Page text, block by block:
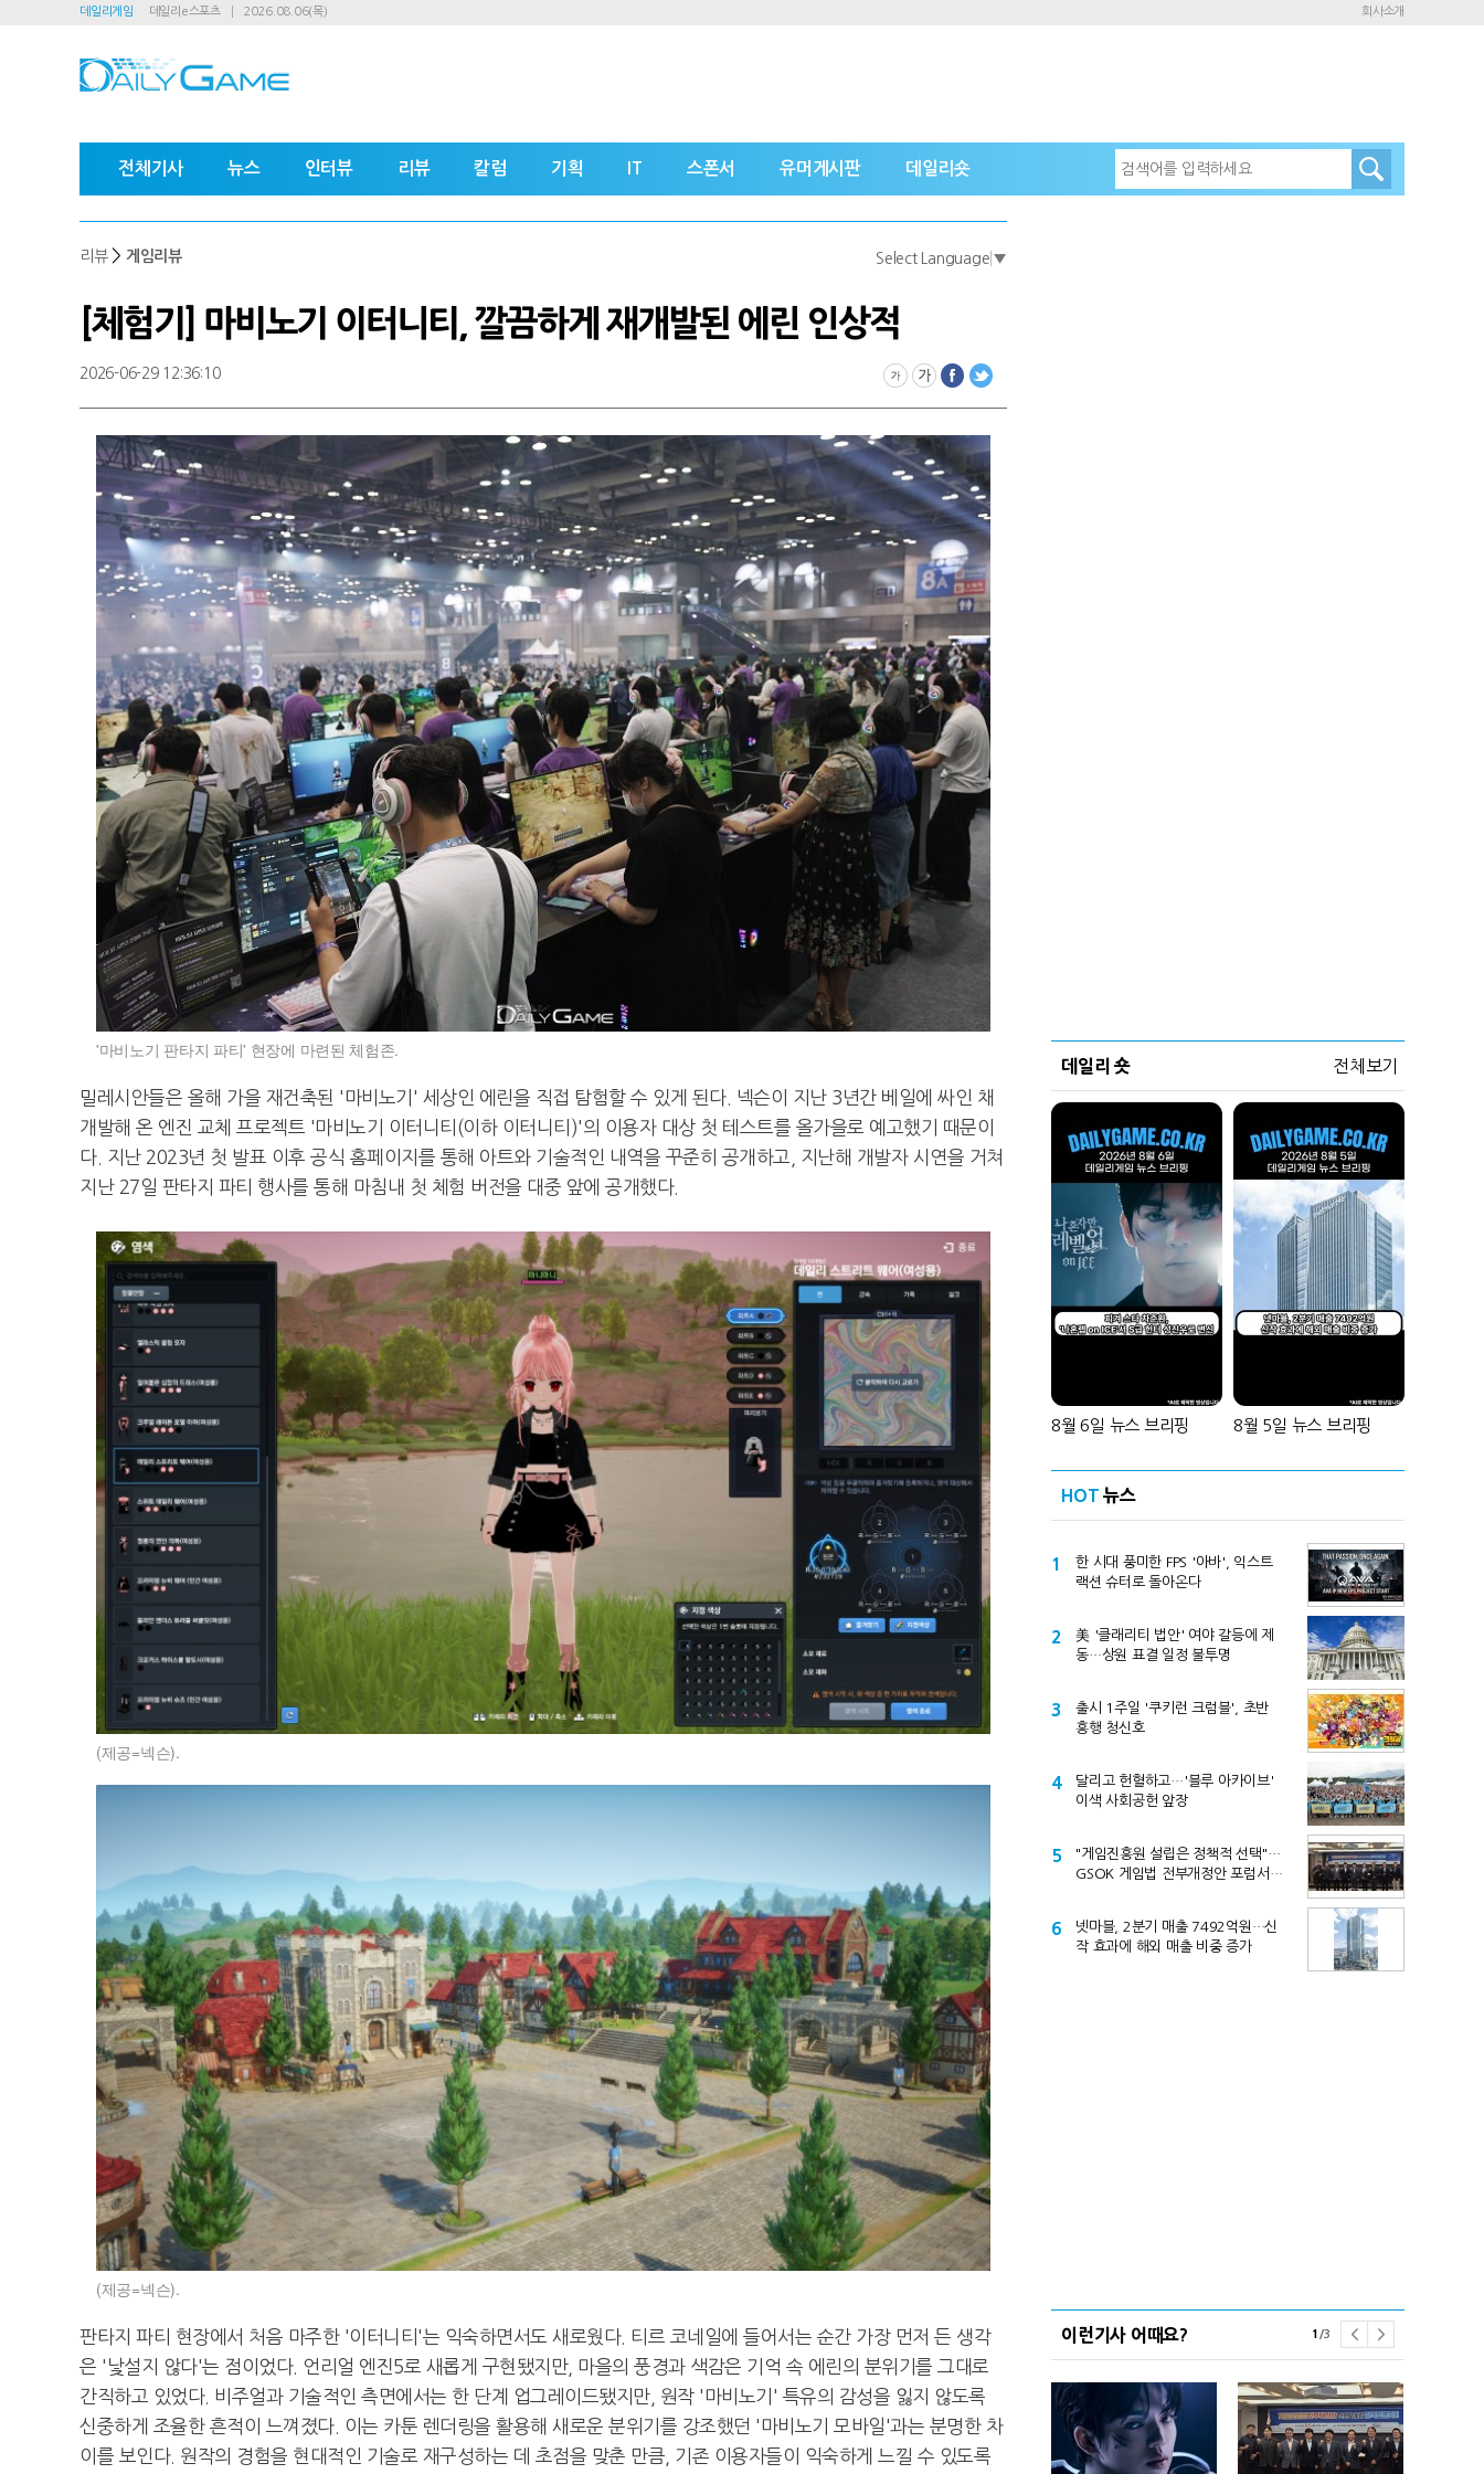
데일리게임 데일리e스포츠 2026.08.06(목) 회사소개
전체기사 뉴스 인터뷰 리뷰 칼럼 기획 IT 스폰서 유머게시판 데일리숏
리뷰> 게임리뷰 Select Language ▼
[체험기] 마비노기 이터니티, 깔끔하게 재개발된 에린 인상적
2026-06-29 12:36:10
'마비노기 판타지 파티' 현장에 마련된 체험존.
밀레시안들은 올해 가을 재건축된 '마비노기' 세상인 에린을 직접 탐험할 수 있게 된다. 넥슨이 지난 3년간 베일에 싸인 채
개발해 온 엔진 교체 프로젝트 '마비노기 이터니티(이하 이터니티)'의 이용자 대상 첫 테스트를 올가을로 예고했기 때문이
다. 지난 2023년 첫 발표 이후 공식 홈페이지를 통해 아트와 기술적인 내역을 꾸준히 공개하고, 지난해 개발자 시연을 거쳐
지난 27일 판타지 파티 행사를 통해 마침내 첫 체험 버전을 대중 앞에 공개했다.
(제공=넥슨).
(제공=넥슨).
판타지 파티 현장에서 처음 마주한 '이터니티'는 익숙하면서도 새로웠다. 티르 코네일에 들어서는 순간 가장 먼저 든 생각
은 '낯설지 않다'는 점이었다. 언리얼 엔진5로 새롭게 구현됐지만, 마을의 풍경과 색감은 기억 속 에린의 분위기를 그대로
간직하고 있었다. 비주얼과 기술적인 측면에서는 한 단계 업그레이드됐지만, 원작 '마비노기' 특유의 감성을 잃지 않도록
신중하게 조율한 흔적이 느껴졌다. 이는 카툰 렌더링을 활용해 새로운 분위기를 강조했던 '마비노기 모바일'과는 분명한 차
이를 보인다. 원작의 경험을 현대적인 기술로 재구성하는 데 초점을 맞춘 만큼, 기존 이용자들이 익숙하게 느낄 수 있도록
데일리 숏 전체보기
8월 6일 뉴스 브리핑 8월 5일 뉴스 브리핑
HOT 뉴스
1
한 시대 풍미한 FPS '아바', 익스트
랙션 슈터로 돌아온다
2
美 '클래리티 법안' 여야 갈등에 제
동…상원 표결 일정 불투명
3
출시 1주일 '쿠키런 크럼블', 초반
흥행 청신호
4
달리고 헌혈하고…'블루 아카이브'
이색 사회공헌 앞장
5
"게임진흥원 설립은 정책적 선택"…
GSOK 게임법 전부개정안 포럼서
6
넷마블, 2분기 매출 7492억원…신
작 효과에 해외 매출 비중 증가
이런기사 어때요? 1 /3